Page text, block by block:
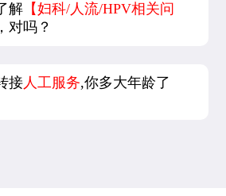
解 【妇科/人流/HPV相关问
对吗？
接 人工服务,你多大年龄了